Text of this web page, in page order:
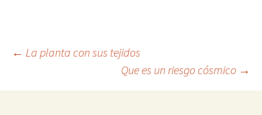
Navegación
de
← La planta con sus tejidos
Que es un riesgo cósmico →